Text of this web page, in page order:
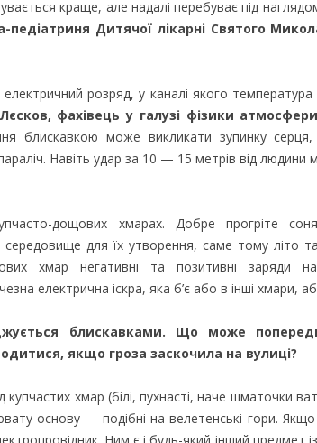
краще, але надалі перебуває під
педіатриня Дитячої лікарні Святого
розряд, у каналі якого
фахівець у галузі фізики
блискавкою може викликати зупинку серця,
Навіть удар за 10 — 15 метрів від людини
дощових хмарах. Доб­ре прогріте
для їх утворення, саме тому літо
хмар негативні та позитивні заряди
електрична іскра, яка б’є або в інші хмари,
блискавками. Що може
якщо гроза заскочила на вулиці?
хмар (білі, пухнасті, наче шматочки
основу — подібні на велетенські гори.